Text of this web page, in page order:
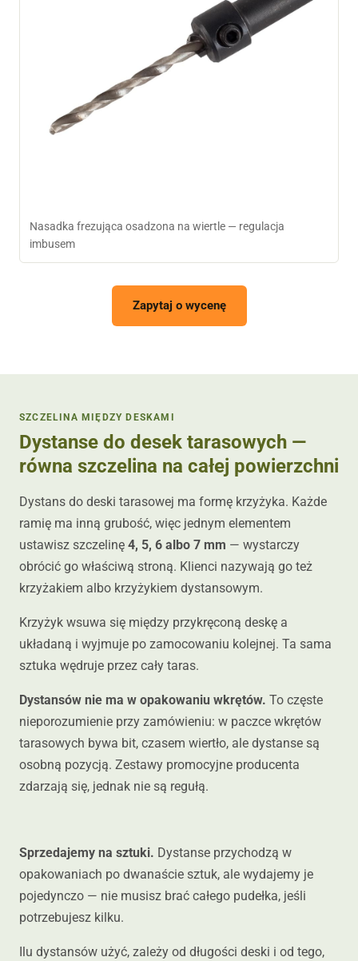
Nasadka frezująca osadzona na wiertle — regulacja
imbusem
Zapytaj o wycenę
SZCZELINA MIĘDZY DESKAMI
Dystanse do desek tarasowych —
równa szczelina na całej powierzchni
Dystans do deski tarasowej ma formę krzyżyka. Każde
ramię ma inną grubość, więc jednym elementem
ustawisz szczelinę 4, 5, 6 albo 7 mm — wystarczy
obrócić go właściwą stroną. Klienci nazywają go też
krzyżakiem albo krzyżykiem dystansowym.
Krzyżyk wsuwa się między przykręconą deskę a
układaną i wyjmuje po zamocowaniu kolejnej. Ta sama
sztuka wędruje przez cały taras.
Dystansów nie ma w opakowaniu wkrętów. To częste
nieporozumienie przy zamówieniu: w paczce wkrętów
tarasowych bywa bit, czasem wiertło, ale dystanse są
osobną pozycją. Zestawy promocyjne producenta
zdarzają się, jednak nie są regułą.
Sprzedajemy na sztuki. Dystanse przychodzą w
opakowaniach po dwanaście sztuk, ale wydajemy je
pojedynczo — nie musisz brać całego pudełka, jeśli
potrzebujesz kilku.
Ilu dystansów użyć, zależy od długości deski i od tego,